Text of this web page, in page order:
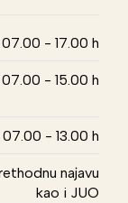
07.00 - 17.00 h
07.00 - 15.00 h
07.00 - 13.00 h
najavu
kao i JUO